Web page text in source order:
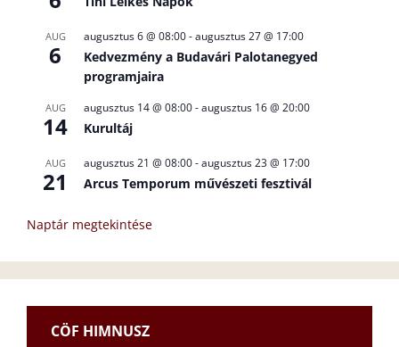
AUG
6
augusztus 6 @ 08:00-augusztus 27 @ 17:00
Kedvezmény a Budavári Palotanegyed
programjaira
AUG
14
augusztus 14 @ 08:00-augusztus 16 @ 20:00
Kurultáj
AUG
21
augusztus 21 @ 08:00-augusztus 23 @ 17:00
Arcus Temporum művészeti fesztivál
Naptár megtekintése
CÖF HIMNUSZ